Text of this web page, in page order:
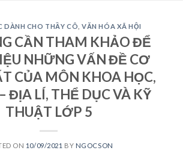
DÀNH CHO THẦY CÔ ,VĂN HÓA XÃ HỘI
CẦN THAM KHẢO ĐỂ
NHỮNG VẤN ĐỀ CƠ
CỦA MÔN KHOA HỌC,
ĐỊA LÍ, THỂ DỤC VÀ KỸ
THUẬT LỚP 5
ON 10/09/2021 BY NGOCSON